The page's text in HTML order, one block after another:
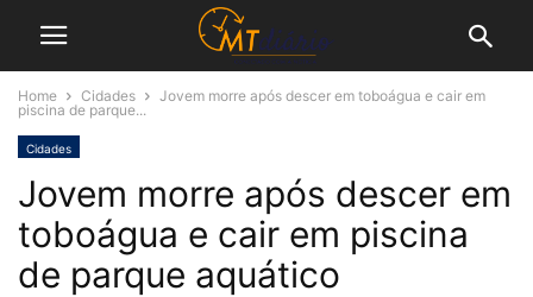
Home Cidades
Jovem morre após descer em toboágua e cair em
piscina de parque...
Cidades
Jovem morre após descer em
toboágua e cair em piscina
de parque aquático